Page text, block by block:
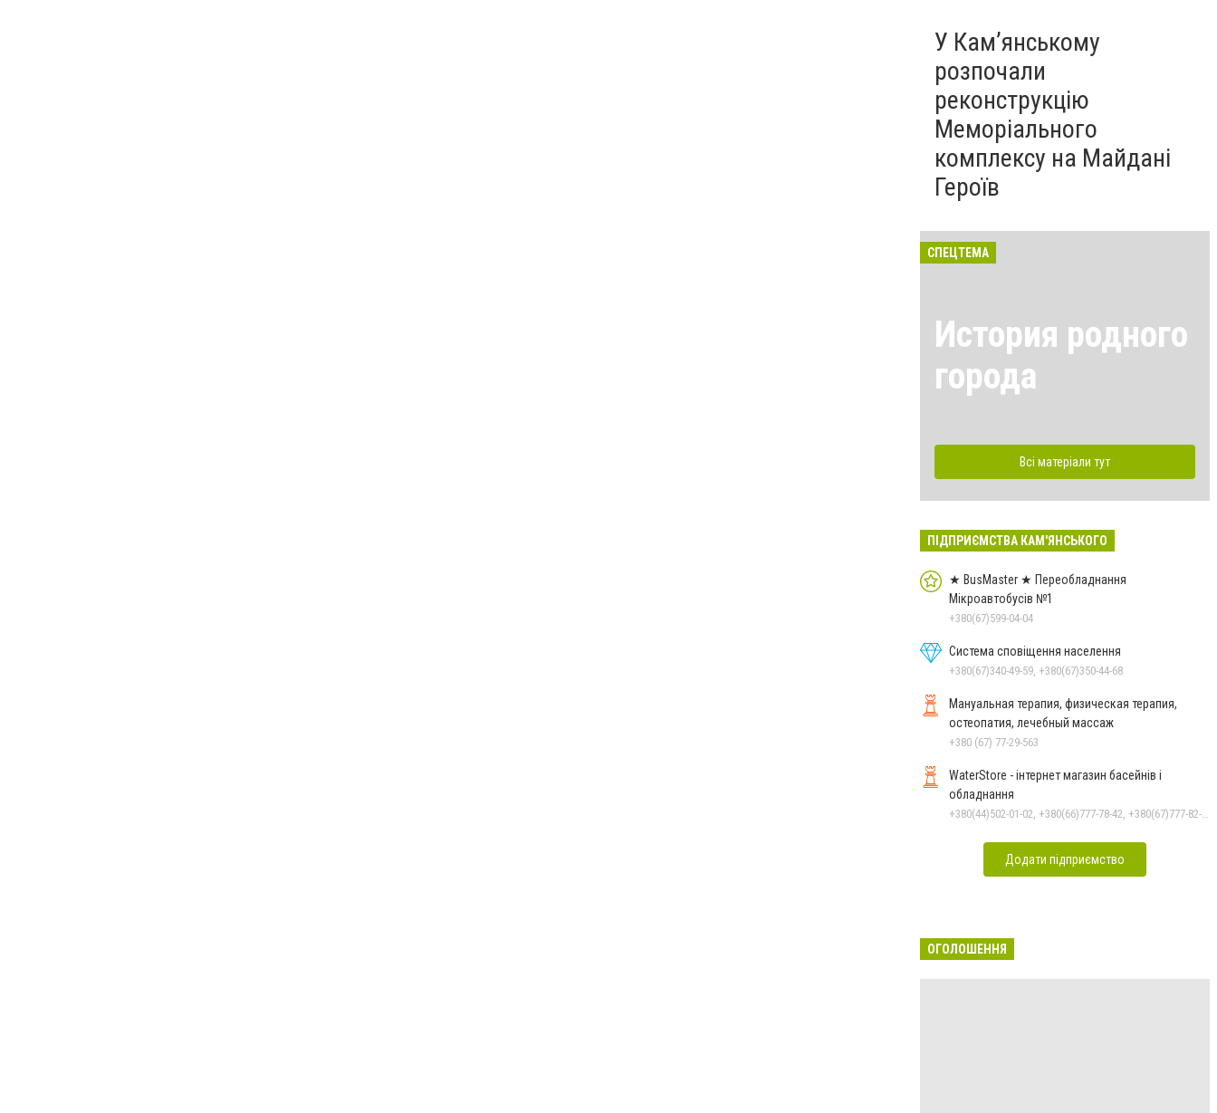
У Кам’янському
розпочали
реконструкцію
Меморіального
комплексу на Майдані
Героїв
СПЕЦТЕМА
История родного
города
Всі матеріали тут
ПІДПРИЄМСТВА КАМ'ЯНСЬКОГО
★ BusMaster ★ Переобладнання
Мікроавтобусів №1
+380(67)599-04-04
Система сповіщення населення
+380(67)340-49-59, +380(67)350-44-68
Мануальная терапия, физическая терапия,
остеопатия, лечебный массаж
+380 (67) 77-29-563
WaterStore - інтернет магазин басейнів і
обладнання
Додати підприємство
ОГОЛОШЕННЯ